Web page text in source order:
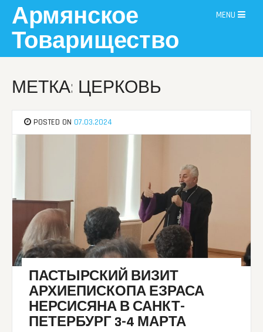
content
Армянское
Товарищество
MENU
МЕТКА: ЦЕРКОВЬ
POSTED ON 07.03.2024
ПАСТЫРСКИЙ ВИЗИТ
АРХИЕПИСКОПА ЕЗРАСА
НЕРСИСЯНА В САНКТ-
ПЕТЕРБУРГ 3-4 МАРТА